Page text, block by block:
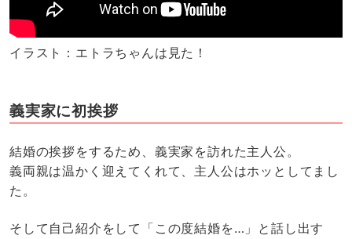
イラスト：エトラちゃんは見た！
義実家に初挨拶
結婚の挨拶をするため、義実家を訪れた主人公。
義両親は温かく迎えてくれて、主人公はホッとしてまし
た。
そして自己紹介をして「この度結婚を…」と話し出す